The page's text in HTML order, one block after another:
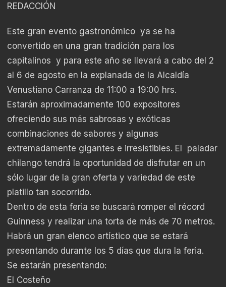
REDACCIÓN
Este gran evento gastronómico ya se ha
convertido en una gran tradición para los
capitalinos y para este año se llevará a cabo del 2
al 6 de agosto en la explanada de la Alcaldía
Venustiano Carranza de 11:00 a 19:00 hrs.
Estarán aproximadamente 100 expositores
ofreciendo sus más sabrosas y exóticas
combinaciones de sabores y algunas
extremadamente gigantes e irresistibles. El paladar
chilango tendrá la oportunidad de disfrutar en un
sólo lugar de la gran oferta y variedad de este
platillo tan socorrido.
Dentro de esta feria se buscará romper el récord
Guinness y realizar una torta de más de 70 metros.
Habrá un gran elenco artístico que se estará
presentando durante los 5 días que dura la feria.
Se estarán presentando:
El Costeño